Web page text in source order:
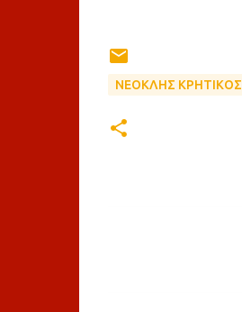
ΝΕΟΚΛΗΣ ΚΡΗΤΙΚΟΣ